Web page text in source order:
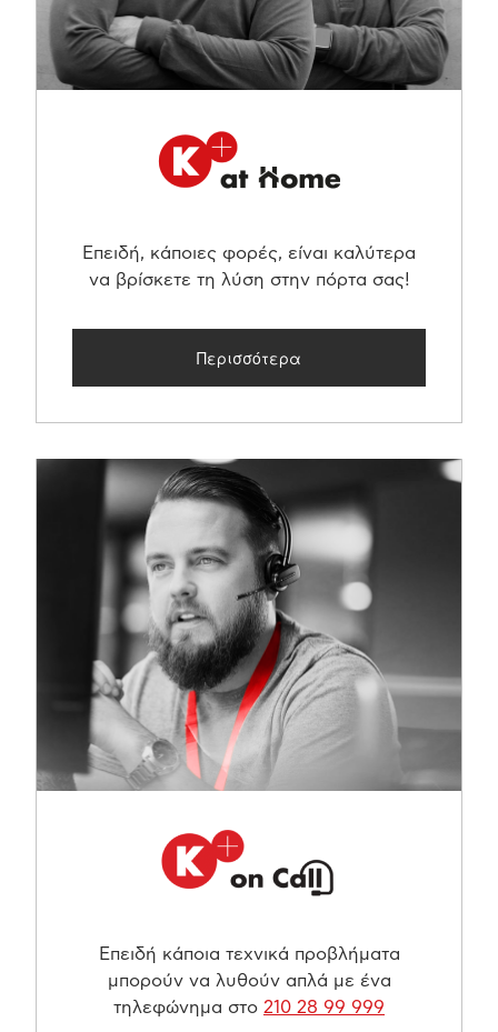
Επειδή, κάποιες φορές, είναι καλύτερα
να βρίσκετε τη λύση στην πόρτα σας!
Περισσότερα
Επειδή κάποια τεχνικά προβλήματα
μπορούν να λυθούν απλά με ένα
τηλεφώνημα στο 210 28 99 999